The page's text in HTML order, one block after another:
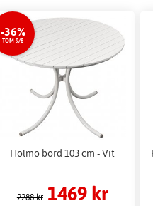
-36%
TOM 9/8
Holmö bord 103 cm - Vit
2288 kr 1469 kr